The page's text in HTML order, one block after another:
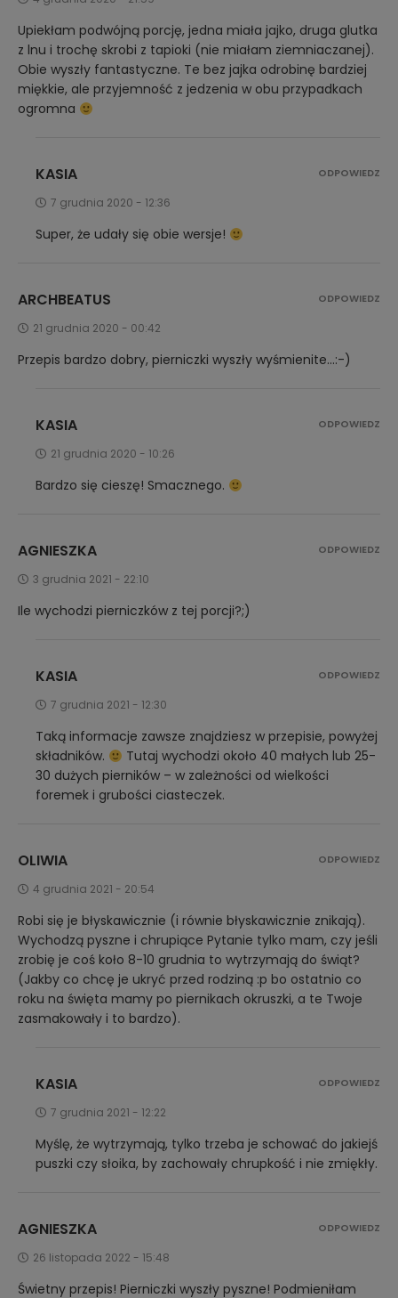
Upiekłam podwójną porcję, jedna miała jajko, druga glutka
z lnu i trochę skrobi z tapioki (nie miałam ziemniaczanej).
Obie wyszły fantastyczne. Te bez jajka odrobinę bardziej
miękkie, ale przyjemność z jedzenia w obu przypadkach
ogromna
KASIA
7 grudnia 2020 - 12:36
Super, że udały się obie wersje!
ODPOWIEDZ
ARCHBEATUS
21 grudnia 2020 - 00:42
Przepis bardzo dobry, pierniczki wyszły wyśmienite…:-)
ODPOWIEDZ
KASIA
21 grudnia 2020 - 10:26
Bardzo się cieszę! Smacznego.
ODPOWIEDZ
AGNIESZKA
3 grudnia 2021 - 22:10
Ile wychodzi pierniczków z tej porcji?;)
ODPOWIEDZ
KASIA
7 grudnia 2021 - 12:30
Taką informacje zawsze znajdziesz w przepisie, powyżej
składników.
Tutaj wychodzi około 40 małych lub 25-
30 dużych pierników – w zależności od wielkości
foremek i grubości ciasteczek.
ODPOWIEDZ
OLIWIA
4 grudnia 2021 - 20:54
Robi się je błyskawicznie (i równie błyskawicznie znikają).
Wychodzą pyszne i chrupiące Pytanie tylko mam, czy jeśli
zrobię je coś koło 8-10 grudnia to wytrzymają do świąt?
(Jakby co chcę je ukryć przed rodziną :p bo ostatnio co
roku na święta mamy po piernikach okruszki, a te Twoje
zasmakowały i to bardzo).
ODPOWIEDZ
KASIA
7 grudnia 2021 - 12:22
Myślę, że wytrzymają, tylko trzeba je schować do jakiejś
puszki czy słoika, by zachowały chrupkość i nie zmiękły.
ODPOWIEDZ
AGNIESZKA
26 listopada 2022 - 15:48
Świetny przepis! Pierniczki wyszły pyszne! Podmieniłam
ODPOWIEDZ